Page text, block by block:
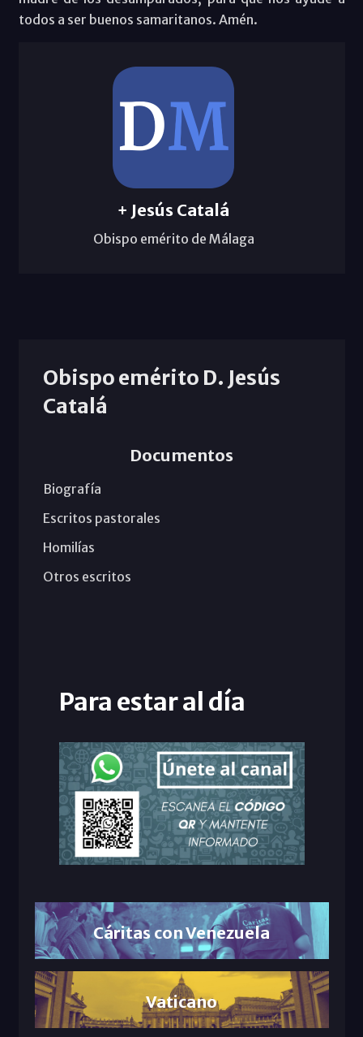
todos a ser buenos samaritanos. Amén.
+ Jesús Catalá
Obispo emérito de Málaga
Obispo emérito D. Jesús
Catalá
Documentos
Biografía
Escritos pastorales
Homilías
Otros escritos
Para estar al día
Cáritas con Venezuela
Vaticano